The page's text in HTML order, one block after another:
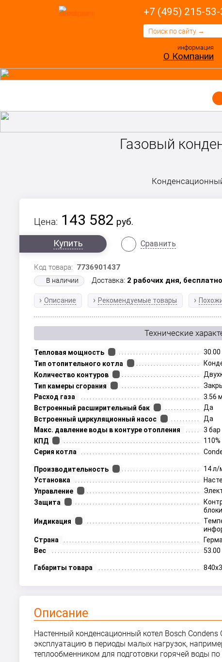
+7 (495) 215-53-
информация
О Компании
Газовый
Цена: 143 582 руб.
Купить
Сравнить
Код товара: 7736901437
В наличии Доставка: 2 рабочих дня,
Описание Рекомендуемые товары
Технические
Тепловая мощность
30.00
Тип отопительного котла
Количество контуров
Тип камеры сгорания
Расход газа
3.56
Встроенный расширительный бак
Да
Встроенный циркуляционный насос
Да
Макс. давление воды в контуре отопления
3 бар
КПД
110%
Серия котла
Производительность
14 л/
Установка
Управление
Защита
Индикация
Страна
Вес
53.00
Габариты товара
Описание
Настенный конденсационный котел Bosch
эксплуатацию в периоды малых нагрузок,
теплообменником для подготовки горячей воды